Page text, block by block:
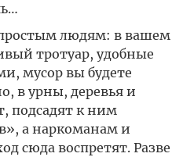
простым людям: в вашем
тротуар, удобные
мусор вы будете
в урны, деревья и
подсадят к ним
а наркоманам и
сюда воспретят. Разве